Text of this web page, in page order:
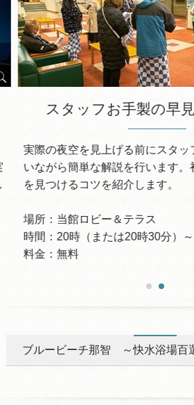
スタッフお手製の早
実際の夜空を見上げる前にスタッ
いながら簡単な解説を行います。
を見つけるコツを紹介します。
場所：当館ロビー＆テラス
時間：20時（または20時30分）
料金：無料
ブルービーチ那智 ～快水浴場百